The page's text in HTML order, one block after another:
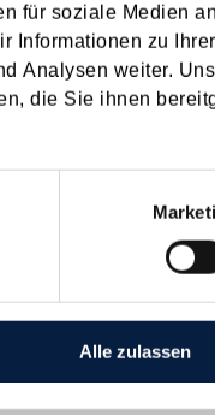
für soziale Medien
Informationen zu Ihrer
Analysen weiter.
die Sie ihnen
Alle zulassen
stellt sich das Problem
das Kind tatsächlich